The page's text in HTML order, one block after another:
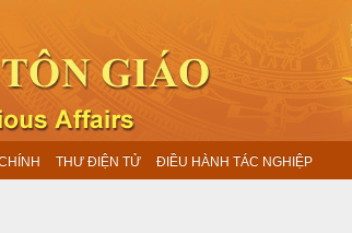
THƯ ĐIỆN TỬ ĐIỀU HÀNH TÁC NGHIỆP